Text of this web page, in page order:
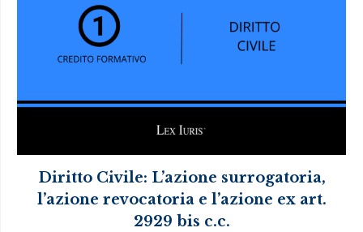
Diritto Civile: L’azione surrogatoria,
l’azione revocatoria e l’azione ex art.
2929 bis c.c.